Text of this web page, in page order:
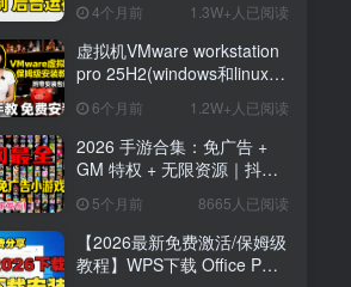
4个月前 1.3W+人已阅读
虚拟机VMware workstation
pro 25H2(windows和linux)
6个月前 1.2W+人已阅读
2026 手游合集：免广告 +
GM 特权 + 无限资源｜抖音
主播同款小游戏【26.8.7整
理】5个月前 8665人已阅读
【2026最新免费激活/保姆级
教程】WPS下载 Office PDF